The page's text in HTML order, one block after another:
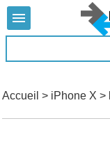

Accueil > iPhone X >